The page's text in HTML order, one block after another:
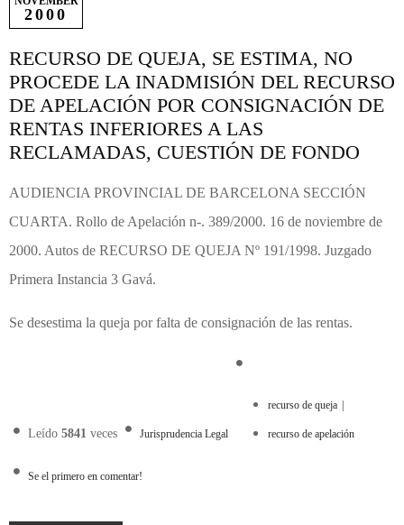
2000
RECURSO DE QUEJA, SE ESTIMA, NO
PROCEDE LA INADMISIÓN DEL RECURSO
DE APELACIÓN POR CONSIGNACIÓN DE
RENTAS INFERIORES A LAS
RECLAMADAS, CUESTIÓN DE FONDO
AUDIENCIA PROVINCIAL DE BARCELONA SECCIÓN
CUARTA. Rollo de Apelación n-. 389/2000. 16 de noviembre de
2000. Autos de RECURSO DE QUEJA Nº 191/1998. Juzgado
Primera Instancia 3 Gavá.
Se desestima la queja por falta de consignación de las rentas.
Leído 5841 veces Jurisprudencia Legal
recurso de queja
recurso de apelación
Se el primero en comentar!